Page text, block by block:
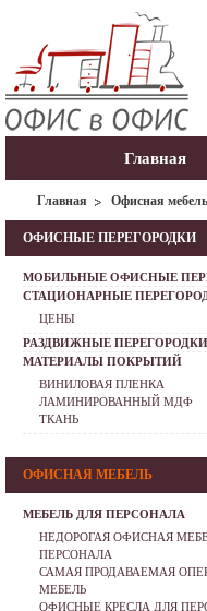
Главная
Главная Офисная мебель
ОФИСНЫЕ ПЕРЕГОРОДКИ
МОБИЛЬНЫЕ ОФИСНЫЕ
СТАЦИОНАРНЫЕ
ЦЕНЫ
РАЗДВИЖНЫЕ ПЕРЕГОРОДКИ
МАТЕРИАЛЫ ПОКРЫТИЙ
ВИНИЛОВАЯ ПЛЕНКА
ЛАМИНИРОВАННЫЙ МДФ
ТКАНЬ
ОФИСНАЯ МЕБЕЛЬ
МЕБЕЛЬ ДЛЯ ПЕРСОНАЛА
НЕДОРОГАЯ ОФИСНАЯ
ПЕРСОНАЛА
САМАЯ ПРОДАВАЕМАЯ
МЕБЕЛЬ
ОФИСНЫЕ КРЕСЛА ДЛЯ